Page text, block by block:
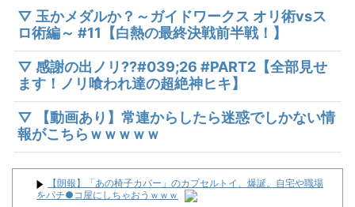
▽ 玉かメダルか？～ガイドワークス オリ術vsス
ロ術編～ #11【白熱の最終決戦前半戦！】
▽ 感謝の出ノリ??#039;26 #PART2【全部見せ
ます！ノリ喰われ達の超絶神ヒキ】
▽ 【動画あり】常連からしたら迷惑でしかない情
報がこちらｗｗｗｗｗ
【朗報】「あの椅子カバー」のカプセルトイ、爆誕。自宅や職場
をパチ●コ屋にしちゃおうｗｗｗ